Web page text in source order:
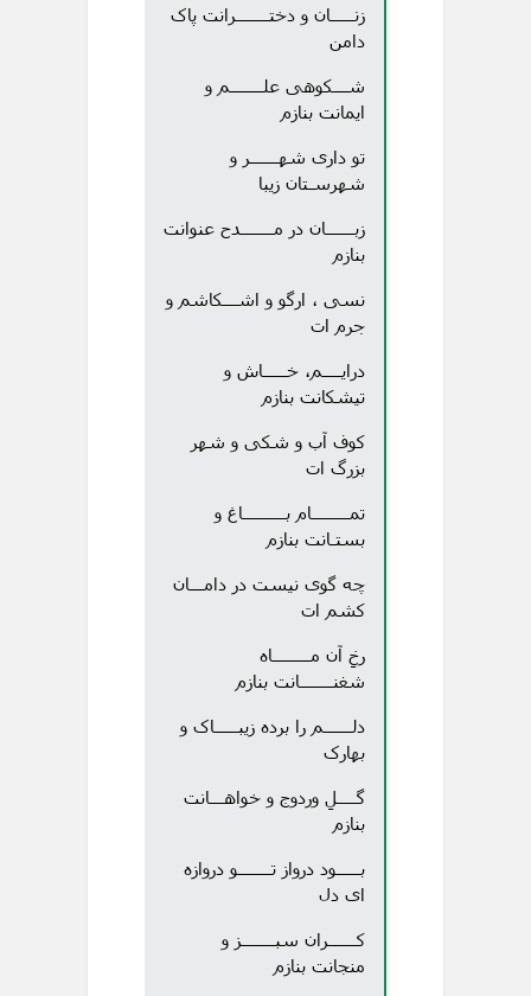
زنـــــان و دختـــــــرانت پاک
دامن
شـــکوهی علـــــــم و
ایمانت بنازم
تو داری شهــــــر و
شهرسـتان زیبا
زبــــــان در مـــــــدح عنوانت
بنازم
نسی ، ارگو و اشـــکاشم و
جرم ات
درایــــم، خـــــاش و
تیشکانت بنازم
کوف آب و شکی و شهر
بزرگ ات
تمــــــــام بـــــــــاغ و
بستـانت بنازم
چه گوی نیست در دامـــان
کشم ات
رخِ آن مــــــــاه
شغنـــــــانت بنازم
دلــــــم را برده زیبـــــاک و
بهارک
گــــلِ وردوج و خواهـــانت
بنازم
بـــــود درواز تـــــــو دروازه
ای دل
کــــــران سبـــــــز و
منجانت بنازم